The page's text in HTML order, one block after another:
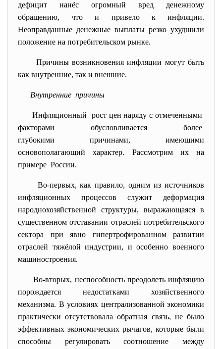
дефицит нанёс огромный вред денежному
обращению, что и привело к инфляции.
Неоправданные денежные выплаты резко ухудшили
положение на потребительском рынке.
Причины возникновения инфляции могут быть
как внутренние, так и внешние.
Внутренние причины
Инфляционный рост цен наряду с отмеченными
факторами обусловливается более
глубокими причинами, имеющими
основополагающий характер. Рассмотрим их на
примере России.
Во-первых, как правило, одним из источников
инфляционных процессов служит деформация
народнохозяйственной структуры, выражающаяся в
существенном отставании отраслей потребительского
сектора при явно гипертрофированном развитии
отраслей тяжёлой индустрии, и особенно военного
машиностроения.
Во-вторых, неспособность преодолеть инфляцию
порождается недостатками хозяйственного
механизма. В условиях централизованной экономики
практически отсутствовала обратная связь, не было
эффективных экономических рычагов, которые были
способны регулировать соотношение между